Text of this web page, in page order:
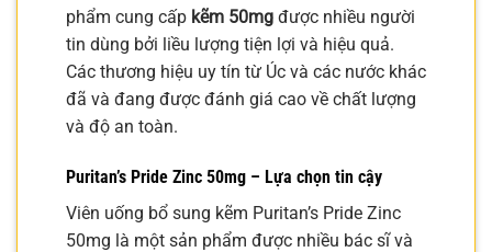
phẩm cung cấp kẽm 50mg được nhiều người
tin dùng bởi liều lượng tiện lợi và hiệu quả.
Các thương hiệu uy tín từ Úc và các nước khác
đã và đang được đánh giá cao về chất lượng
và độ an toàn.
Puritan’s Pride Zinc 50mg – Lựa chọn tin cậy
Viên uống bổ sung kẽm Puritan’s Pride Zinc
50mg là một sản phẩm được nhiều bác sĩ và